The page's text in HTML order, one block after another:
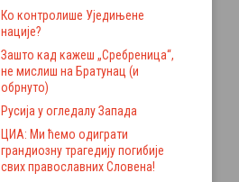
Ко контролише Уједињене
нације?
Зашто кад кажеш „Сребреница“,
не мислиш на Братунац (и
обрнуто)
Русија у огледалу Запада
ЦИА: Ми ћемо одиграти
грандиозну трагедију погибије
свих православних Словена!